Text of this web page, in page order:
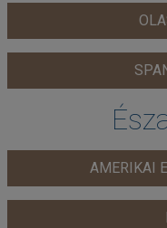
AMERIKAI